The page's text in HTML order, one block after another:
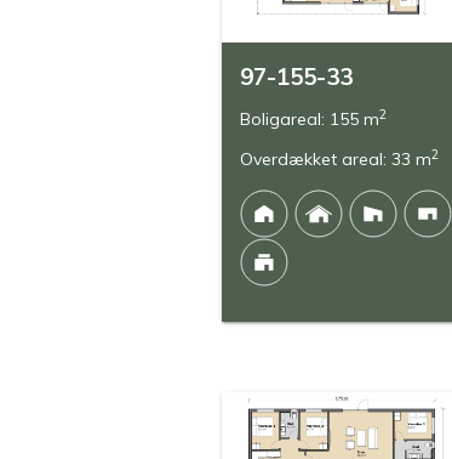
97-155-33
Boligareal: 155 m2
Overdækket areal: 33 m2